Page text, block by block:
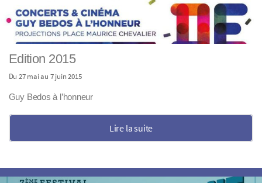
Edition 2015
Du 27 mai au 7 juin 2015
Guy Bedos à l’honneur
Lire la suite